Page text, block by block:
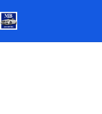
to
content